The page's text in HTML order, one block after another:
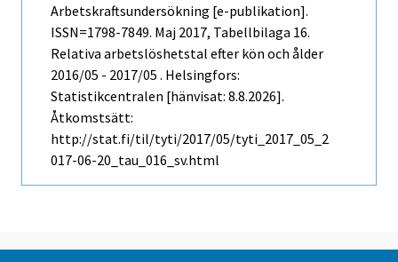
Arbetskraftsundersökning [e-publikation].
ISSN=1798-7849. Maj 2017, Tabellbilaga 16.
Relativa arbetslöshetstal efter kön och ålder
2016/05 - 2017/05 . Helsingfors:
Statistikcentralen [hänvisat: 8.8.2026].
Åtkomstsätt:
http://stat.fi/til/tyti/2017/05/tyti_2017_05_2
017-06-20_tau_016_sv.html